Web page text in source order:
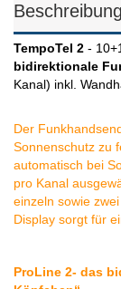
Beschreibung
TempoTel 2 -
bidirektionale
Kanal) inkl.
Der
Sonnenschutz zu
automatisch bei
pro Kanal
einzeln sowie
Display sorgt für
ProLine 2- das